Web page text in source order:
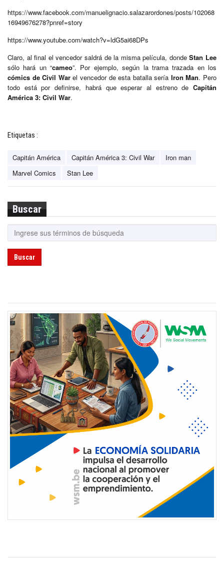
https://www.facebook.com/manuelignacio.salazarordones/posts/102068
16949676278?pnref=story
https://www.youtube.com/watch?v=ldG5ai68DPs
Claro, al final el vencedor saldrá de la misma película, dondeStan Lee
sólo hará un “cameo”. Por ejemplo, según la trama trazada en los
cómics de Civil Warel vencedor de esta batalla sería Iron Man. Pero
todo está por definirse, habrá que esperar al estreno de Capitán
América 3: Civil War.
Etiquetas :
Capitán América Capitán América 3: Civil War
Iron man
Marvel Comics
Stan Lee
Buscar
Buscar